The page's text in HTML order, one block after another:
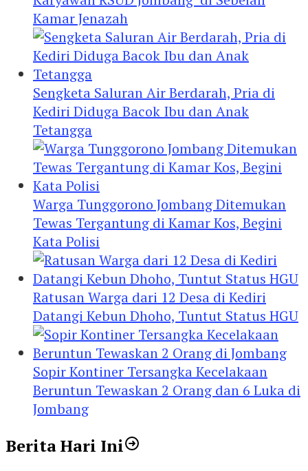
Kamar Jenazah
Sengketa Saluran Air Berdarah, Pria di
Kediri Diduga Bacok Ibu dan Anak
Tetangga
Warga Tunggorono Jombang Ditemukan
Tewas Tergantung di Kamar Kos, Begini
Kata Polisi
Ratusan Warga dari 12 Desa di Kediri
Datangi Kebun Dhoho, Tuntut Status HGU
Sopir Kontiner Tersangka Kecelakaan
Beruntun Tewaskan 2 Orang dan 6 Luka di
Jombang
Berita Hari Ini